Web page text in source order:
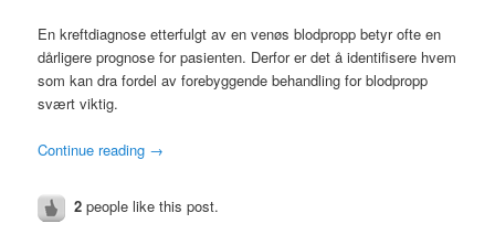
En kreftdiagnose etterfulgt av en venøs blodpropp betyr ofte en
dårligere prognose for pasienten. Derfor er det å identifisere hvem
som kan dra fordel av forebyggende behandling for blodpropp
svært viktig.
Continue reading →
2 people like this post.